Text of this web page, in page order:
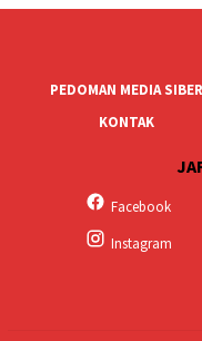
PEDOMAN MEDIA SIBER
KONTAK
Facebook
Instagram